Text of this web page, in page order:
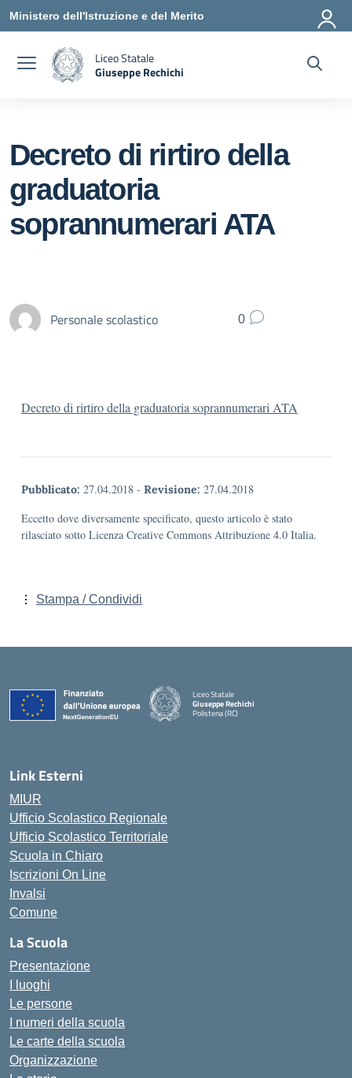
Ministero dell'Istruzione e del Merito
Liceo Statale
Giuseppe Rechichi
Decreto di rirtiro della
graduatoria
soprannumerari ATA
Personale scolastico 0
Decreto di rirtiro della graduatoria soprannumerari ATA
Pubblicato: 27.04.2018 - Revisione: 27.04.2018
Eccetto dove diversamente specificato, questo articolo è stato
rilasciato sotto Licenza Creative Commons Attribuzione 4.0 Italia.
Stampa / Condividi
Liceo Statale
Giuseppe Rechichi
Polistena (RC)
Link Esterni
MIUR
Ufficio Scolastico Regionale
Ufficio Scolastico Territoriale
Scuola in Chiaro
Iscrizioni On Line
Invalsi
Comune
La Scuola
Presentazione
I luoghi
Le persone
I numeri della scuola
Le carte della scuola
Organizzazione